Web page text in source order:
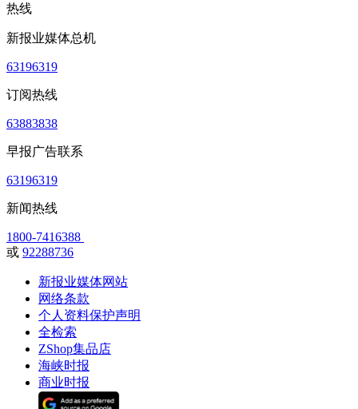
热线
新报业媒体总机
63196319
订阅热线
63883838
早报广告联系
63196319
新闻热线
1800-7416388
或 92288736
新报业媒体网站
网络条款
个人资料保护声明
全检索
ZShop集品店
海峡时报
商业时报